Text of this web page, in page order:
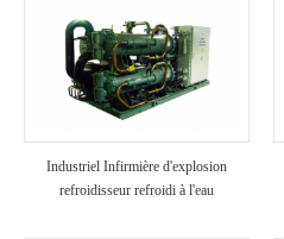
Industriel Infirmière d'explosion
refroidisseur refroidi à l'eau